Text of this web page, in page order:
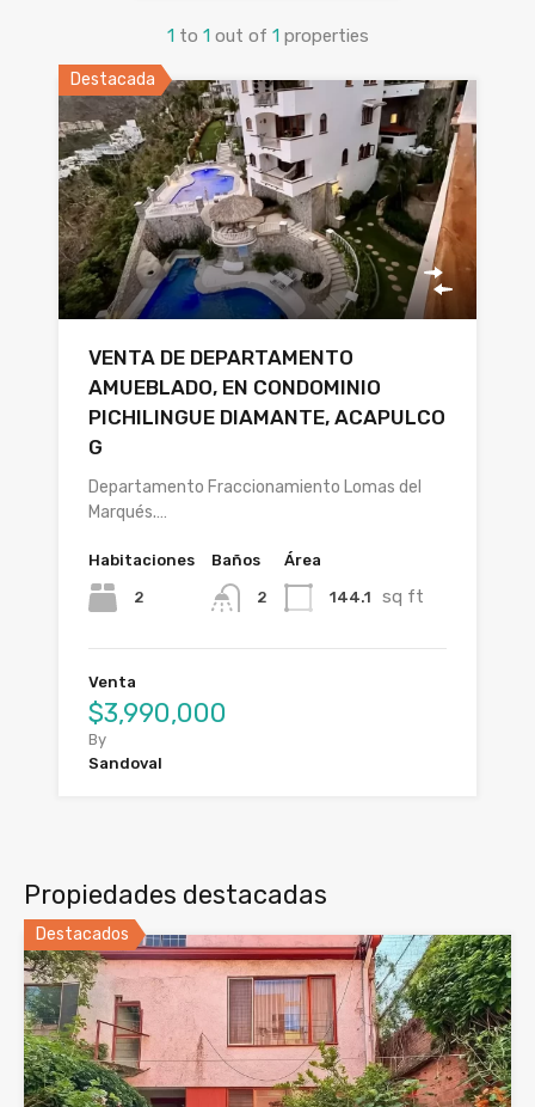
1 to 1 out of 1 properties
Destacada
VENTA DE DEPARTAMENTO
AMUEBLADO, EN CONDOMINIO
PICHILINGUE DIAMANTE, ACAPULCO
G
Departamento Fraccionamiento Lomas del
Marqués.…
Habitaciones
2
Baños
2
Área
144.1 sq ft
Venta
$3,990,000
By
Sandoval
Propiedades destacadas
Destacados